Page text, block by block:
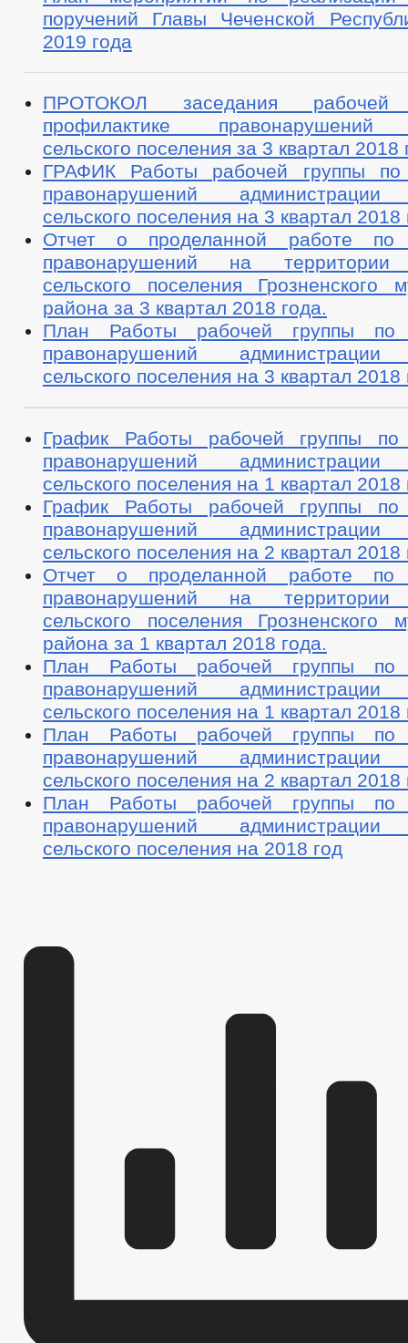
БЮДЖЕТ
БЮДЖЕТ ПО ГОДАМ
ОТЧЕТ ОБ ИСПОЛНЕНИИ БЮДЖЕТА
_
МУНИЦИПАЛЬНЫЕ УСЛУГИ
ПРИЕМ ГРАЖДАН
ОБРАЩЕНИЕ К ГЛАВЕ
ИНТЕРНЕТ
ОБЗОРЫ ОБРАЩЕНИЙ ГРАЖДАН
ФОРМА
РЕГЛАМЕНТ РАССМОТРЕНИЯ ОБРАЩЕНИЙ
поручений Главы Чеченской
2019 года
ПРОТОКОЛ заседания
профилактике правонарушений
сельского поселения за 3 квартал 2018
ГРАФИК Работы рабочей группы по
правонарушений администрации
сельского поселения на 3 квартал 2018
Отчет о проделанной работе по
правонарушений на территории
сельского поселения Грозненского
района за 3 квартал 2018 года.
План Работы рабочей группы по
правонарушений администрации
сельского поселения на 3 квартал 2018
График Работы рабочей группы по
правонарушений администрации
сельского поселения на 1 квартал 2018
График Работы рабочей группы по
правонарушений администрации
сельского поселения на 2 квартал 2018
Отчет о проделанной работе по
правонарушений на территории
сельского поселения Грозненского
района за 1 квартал 2018 года.
План Работы рабочей группы по
правонарушений администрации
сельского поселения на 1 квартал 2018
План Работы рабочей группы по
правонарушений администрации
сельского поселения на 2 квартал 2018
План Работы рабочей группы по
правонарушений администрации
сельского поселения на 2018 год